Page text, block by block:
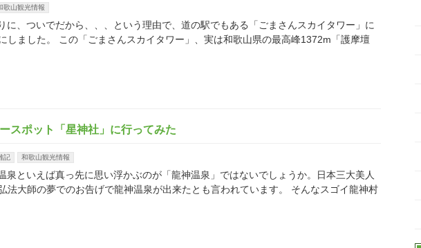
歌山観光情報
に、ついでだから、、、という理由で、道の駅でもある「ごまさんスカイタワー」に
しました。 この「ごまさんスカイタワー」、実は和歌山県の最高峰1372m「護摩壇
スポット「星神社」に行ってみた
記 和歌山観光情報
泉といえば真っ先に思い浮かぶのが「龍神温泉」ではないでしょうか。日本三大美人
法大師の夢でのお告げで龍神温泉が出来たとも言われています。 そんなスゴイ龍神村